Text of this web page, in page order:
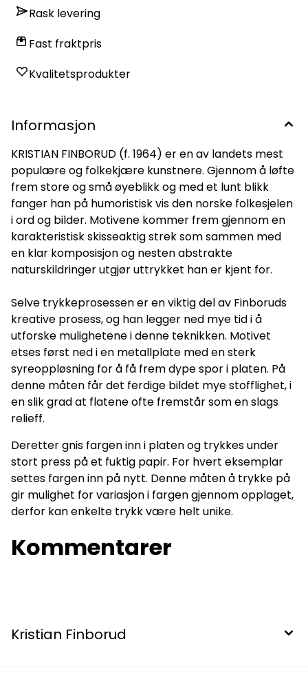
Rask levering
Fast fraktpris
Kvalitetsprodukter
Informasjon
KRISTIAN FINBORUD (f. 1964) er en av landets mest
populære og folkekjære kunstnere. Gjennom å løfte
frem store og små øyeblikk og med et lunt blikk
fanger han på humoristisk vis den norske folkesjelen
i ord og bilder. Motivene kommer frem gjennom en
karakteristisk skisseaktig strek som sammen med
en klar komposisjon og nesten abstrakte
naturskildringer utgjør uttrykket han er kjent for.
Selve trykkeprosessen er en viktig del av Finboruds
kreative prosess, og han legger ned mye tid i å
utforske mulighetene i denne teknikken. Motivet
etses først ned i en metallplate med en sterk
syreoppløsning for å få frem dype spor i platen. På
denne måten får det ferdige bildet mye stofflighet, i
en slik grad at flatene ofte fremstår som en slags
relieff.
Deretter gnis fargen inn i platen og trykkes under
stort press på et fuktig papir. For hvert eksemplar
settes fargen inn på nytt. Denne måten å trykke på
gir mulighet for variasjon i fargen gjennom opplaget,
derfor kan enkelte trykk være helt unike.
Kommentarer
Kristian Finborud